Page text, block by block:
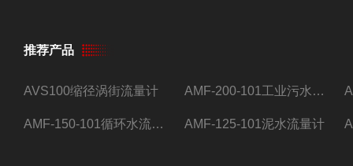
推荐产品
AVS100缩径涡街流量计 AMF-200-101工业污水流量计
AMF-150-101循环水流量计,电磁流量计 AMF-125-101泥水流量计